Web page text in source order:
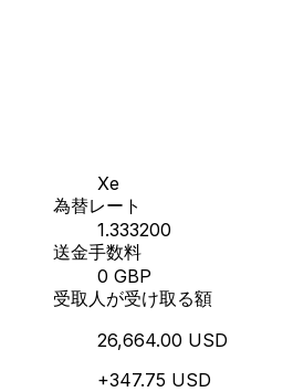
Xe
為替レート
1.333200
送金手数料
0 GBP
受取人が受け取る額
26,664.00 USD
+347.75 USD